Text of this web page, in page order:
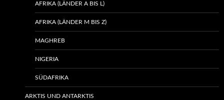
AFRIKA (LÄNDER A BIS L)
AFRIKA (LÄNDER M BIS Z)
MAGHREB
NIGERIA
SÜDAFRIKA
ARKTIS UND ANTARKTIS